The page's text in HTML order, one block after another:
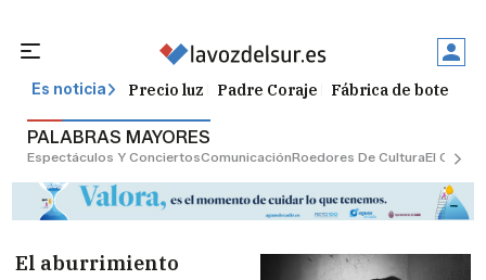
Es noticia Precio luz Padre Coraje Fábrica de botellas
PALABRAS MAYORES
Espectáculos Y ConciertosComunicaciónRoedores De CulturaEl Censo
El aburrimiento